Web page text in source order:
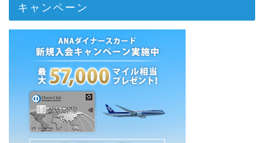
キャンペーン